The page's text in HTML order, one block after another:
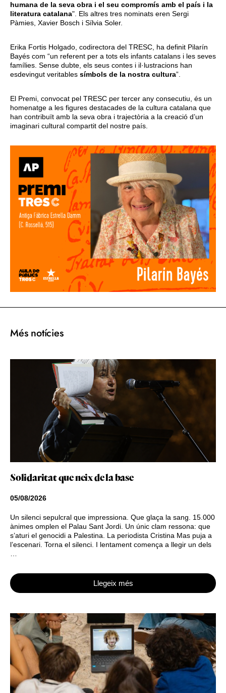
humana de la seva obra i el seu compromís amb el país i la
literatura catalana". Els altres tres nominats eren Sergi
Pàmies, Xavier Bosch i Sílvia Soler.
Erika Fortis Holgado, codirectora del TRESC, ha definit Pilarín
Bayés com “un referent per a tots els infants catalans i les seves
famílies. Sense dubte, els seus contes i il·lustracions han
esdevingut veritables símbols de la nostra cultura”.
El Premi, convocat pel TRESC per tercer any consecutiu, és un
homenatge a les figures destacades de la cultura catalana que
han contribuït amb la seva obra i trajectòria a la creació d’un
imaginari cultural compartit del nostre país.
Més notícies
Solidaritat que neix de la base
05/08/2026
Un silenci sepulcral que impressiona. Que glaça la sang. 15.000
ànimes omplen el Palau Sant Jordi. Un únic clam ressona: que
s’aturi el genocidi a Palestina. La periodista Cristina Mas puja a
l’escenari. Torna el silenci. I lentament comença a llegir un dels
Llegeix més